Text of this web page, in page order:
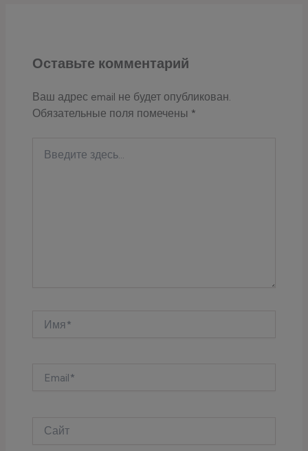
Оставьте комментарий
Ваш адрес email не будет опубликован.
Обязательные поля помечены *
здесь...